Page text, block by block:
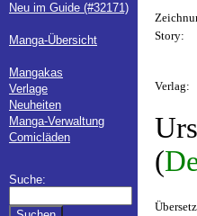
Neu im Guide (#32171)
Manga-Übersicht
Mangakas
Verlage
Neuheiten
Manga-Verwaltung
Comicläden
Suche:
Story:
Verlag:
(